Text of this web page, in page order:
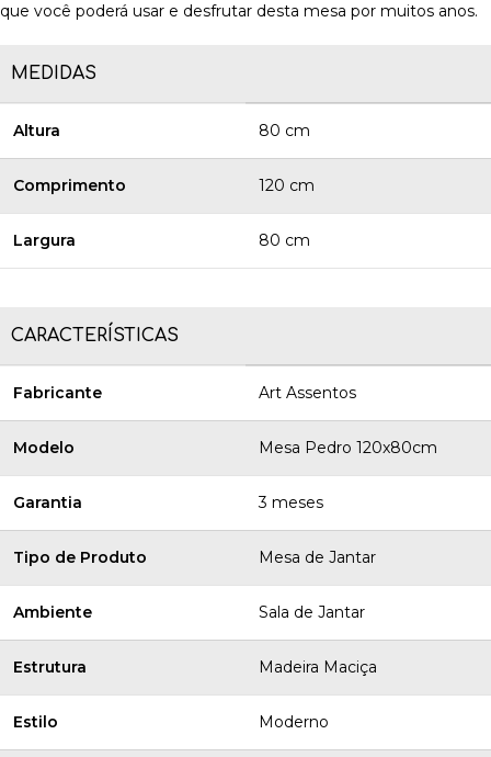
que você poderá usar e desfrutar desta mesa por muitos anos.
MEDIDAS
Altura 80 cm
Comprimento 120 cm
Largura 80 cm
CARACTERÍSTICAS
Fabricante Art Assentos
Modelo Mesa Pedro 120x80cm
Garantia 3 meses
Tipo de Produto Mesa de Jantar
Ambiente Sala de Jantar
Estrutura Madeira Maciça
Estilo Moderno